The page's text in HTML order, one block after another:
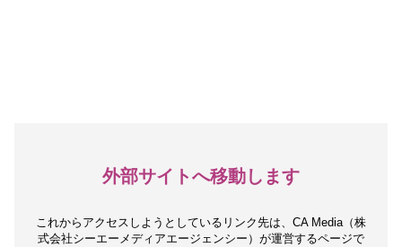
外部サイトへ移動します
これからアクセスしようとしているリンク先は、 CA Media（株
式会社シーエーメディアエージェンシー）が運営するページで